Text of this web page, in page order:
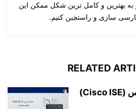
و به بهترین و کامل ترین شکل ممکن این
سازی و راستچین کنیم.
RELATED
آموزش دوره سیسکو آیس (Cisco ISE)